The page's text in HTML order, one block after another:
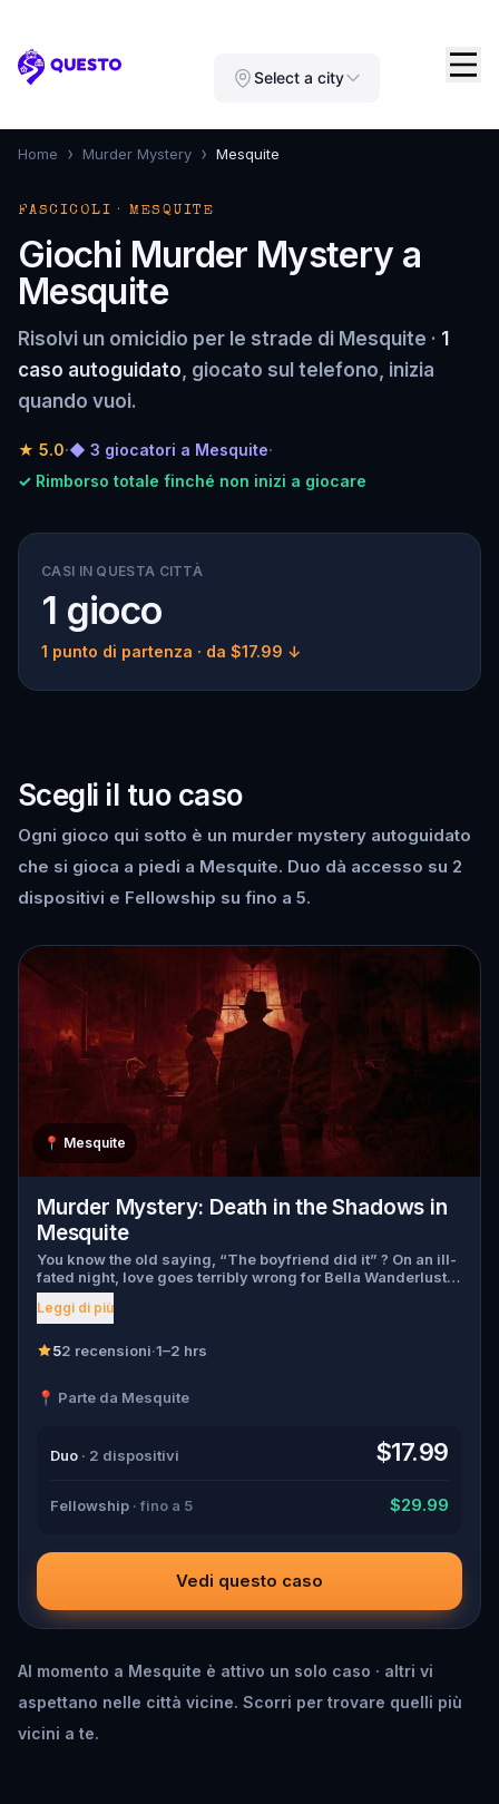
Questo Select a city
Home › Murder Mystery › Mesquite
FASCICOLI · MESQUITE
Giochi Murder Mystery a
Mesquite
Risolvi un omicidio per le strade di Mesquite · 1
caso autoguidato, giocato sul telefono, inizia
quando vuoi.
★ 5.0·◆ 3 giocatori a Mesquite·
✓ Rimborso totale finché non inizi a giocare
CASI IN QUESTA CITTÀ
1 gioco
1 punto di partenza · da $17.99 ↓
Scegli il tuo caso
Ogni gioco qui sotto è un murder mystery autoguidato
che si gioca a piedi a Mesquite. Duo dà accesso su 2
dispositivi e Fellowship su fino a 5.
📍 Mesquite
Murder Mystery: Death in the Shadows in
Mesquite
You know the old saying, “The boyfriend did it” ? On an ill-
fated night, love goes terribly wrong for Bella Wanderlust
and Walter Bridges . Bella, a famous travel blogger, was
found dead during a ghost tour led by the theatrical Percy
Walter, the obsessed boyfriend? Percy, the ghost tour
suspects, and expose the real murderer before they strike
Leggi di più
52 recensioni·1–2 hrs
📍 Parte da Mesquite
Duo · 2 dispositivi $17.99
Fellowship · fino a 5 $29.99
Vedi questo caso
Al momento a Mesquite è attivo un solo caso · altri vi
aspettano nelle città vicine. Scorri per trovare quelli più
vicini a te.